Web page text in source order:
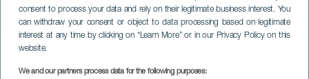
consent to process your data and rely on their legitimate business interest. You
can withdraw your consent or object to data processing based on legitimate
interest at any time by clicking on “Learn More” or in our Privacy Policy on this
website.
We and our partners process data for the following purposes:
LA PALMA